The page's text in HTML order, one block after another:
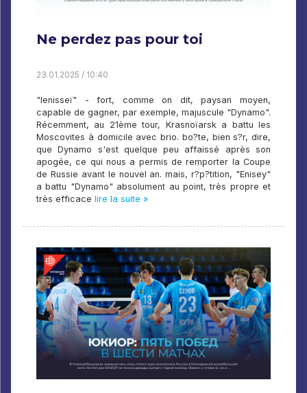
Ne perdez pas pour toi
23.01.2025 / 10:40
"Ienisseï" - fort, comme on dit, paysan moyen,
capable de gagner, par exemple, majuscule "Dynamo".
Récemment, au 21ème tour, Krasnoïarsk a battu les
Moscovites à domicile avec brio. bo?te, bien s?r, dire,
que Dynamo s'est quelque peu affaissé après son
apogée, ce qui nous a permis de remporter la Coupe
de Russie avant le nouvel an. mais, r?p?tition, "Enisey"
a battu "Dynamo" absolument au point, très propre et
très efficace lire la suite »